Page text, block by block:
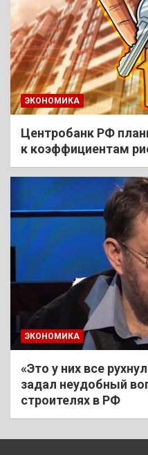
ЭКОНОМИКА
Центробанк РФ
к коэффициентам
ЭКОНОМИКА
«Это у них все
задал неудобный
строителях в РФ